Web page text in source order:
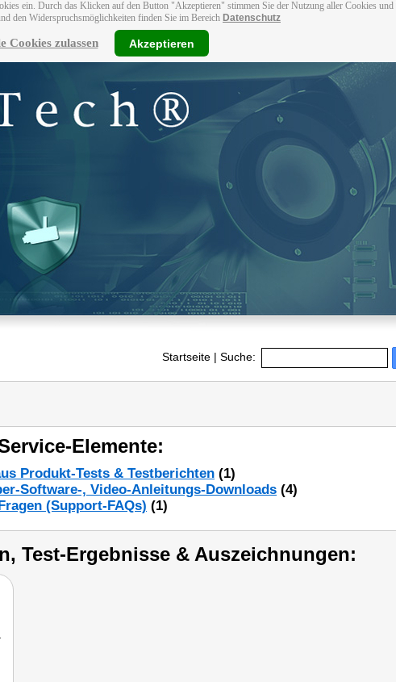
ein. Durch das Klicken auf den Button "Akzeptieren" stimmen Sie der Nutzung aller Cookies und
den Widerspruchsmöglichkeiten finden Sie im Bereich Datenschutz
Cookies zulassen Akzeptieren
Startseite | Suche:
Elemente:
Produkt-Tests & Testberichten (1)
Software-, Video-Anleitungs-Downloads (4)
(Support-FAQs) (1)
Test-Ergebnisse & Auszeichnungen: